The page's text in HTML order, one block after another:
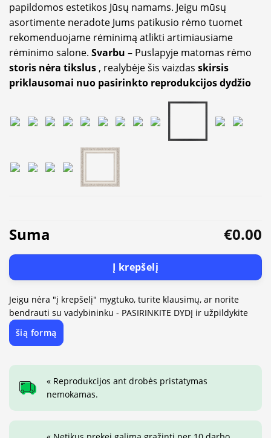
papildomos estetikos Jūsų namams. Jeigu mūsų
asortimente neradote Jums patikusio rėmo tuomet
rekomenduojame rėminimą atlikti artimiausiame
rėminimo salone. Svarbu – Puslapyje matomas rėmo
storis nėra tikslus , realybėje šis vaizdas skirsis
priklausomai nuo pasirinkto reprodukcijos dydžio
Suma €0.00
Į krepšelį
Jeigu nėra "į krepšelį" mygtuko, turite klausimų, ar norite
bendrauti su vadybininku - PASIRINKITE DYDĮ ir užpildykite
šią formą
« Reprodukcijos ant drobės pristatymas
nemokamas.